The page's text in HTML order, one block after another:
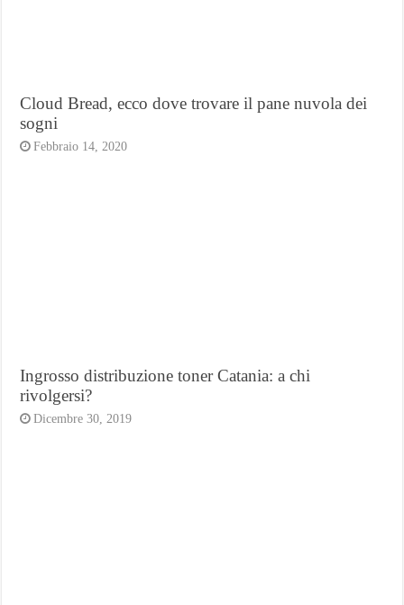
Cloud Bread, ecco dove trovare il pane nuvola dei
sogni
Febbraio 14, 2020
Ingrosso distribuzione toner Catania: a chi
rivolgersi?
Dicembre 30, 2019